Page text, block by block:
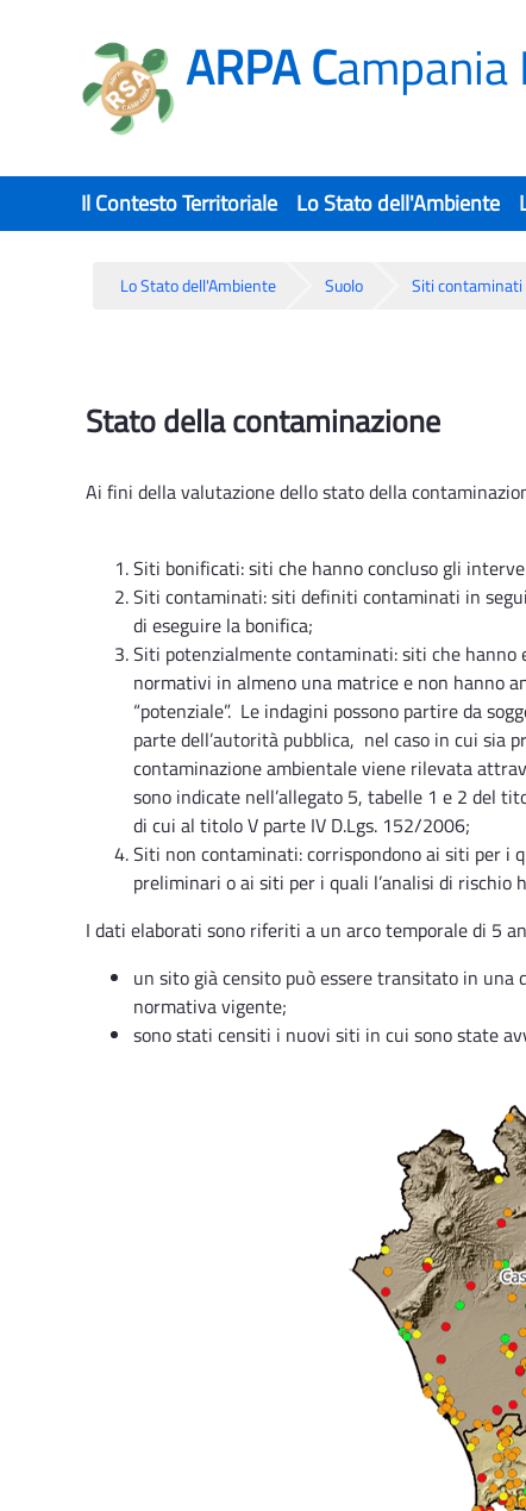
ARPA Campania
Il Contesto Territoriale Lo Stato dell'Ambiente
Lo Stato dell'Ambiente Suolo Siti contaminati
Stato della contaminazione
Ai fini della valutazione dello stato della
Siti bonificati: siti che hanno concluso gli
Siti contaminati: siti definiti contaminati in
di eseguire la bonifica;
Siti potenzialmente contaminati: siti che
normativi in almeno una matrice e non hanno
“potenziale”. Le indagini possono partire da
parte dell’autorità pubblica, nel caso in cui sia
contaminazione ambientale viene rilevata
sono indicate nell’allegato 5, tabelle 1 e 2 del
di cui al titolo V parte IV D.Lgs. 152/2006;
Siti non contaminati: corrispondono ai siti per i
preliminari o ai siti per i quali l’analisi di rischio
I dati elaborati sono riferiti a un arco temporale di 5
un sito già censito può essere transitato in una
normativa vigente;
sono stati censiti i nuovi siti in cui sono state